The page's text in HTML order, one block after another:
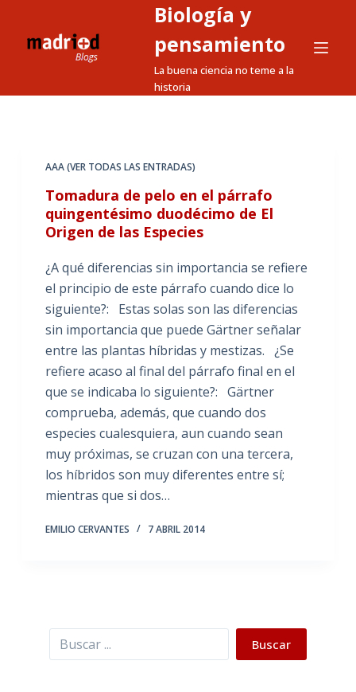
a
Biología y
pensamiento
La buena ciencia no teme a la
historia
AAA (VER TODAS LAS ENTRADAS)
Tomadura de pelo en el párrafo
quingentésimo duodécimo de El
Origen de las Especies
¿A qué diferencias sin importancia se refiere
el principio de este párrafo cuando dice lo
siguiente?: Estas solas son las diferencias
sin importancia que puede Gärtner señalar
entre las plantas híbridas y mestizas. ¿Se
refiere acaso al final del párrafo final en el
que se indicaba lo siguiente?: Gärtner
comprueba, además, que cuando dos
especies cualesquiera, aun cuando sean
muy próximas, se cruzan con una tercera,
los híbridos son muy diferentes entre sí;
mientras que si dos…
EMILIO CERVANTES 7 ABRIL 2014
Buscar Buscar